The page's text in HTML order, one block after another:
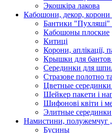
Экошкiра лакова
Кабошони, декор, корони
Бантики "Пухляші"
Кабошоны плоские
Китиці
Корони, аплікації,
Крышки для
Серединки для
Стразове полотно
Цветные серединки
Шейкер пакети і
Шифонові квіти і
Элитные серединки
Намистини, полужемчуг ,
Бусины